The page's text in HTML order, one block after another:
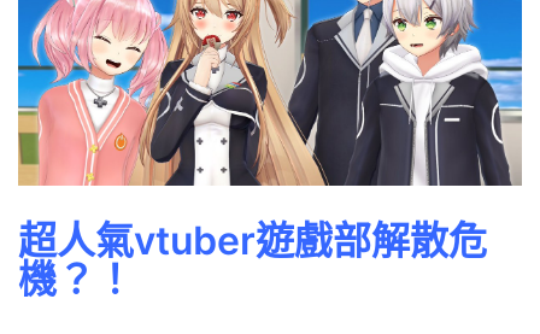
超人氣vtuber遊戲部解散危
機？！